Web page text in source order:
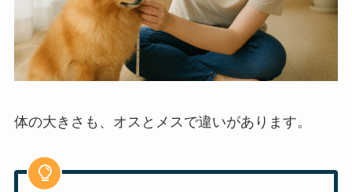
体の大きさも、オスとメスで違いがあります。